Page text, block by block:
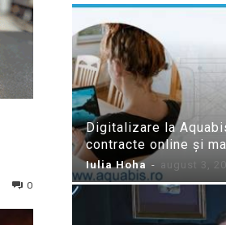
0
Digitalizare la
contracte online și
Iulia Hoha - august 3,